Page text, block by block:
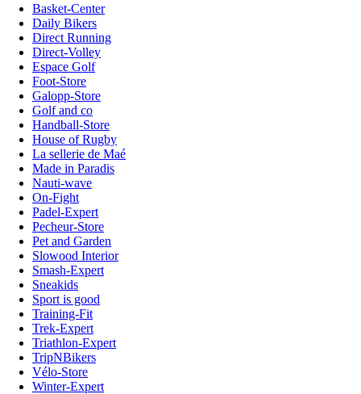
Basket-Center
Daily Bikers
Direct Running
Direct-Volley
Espace Golf
Foot-Store
Galopp-Store
Golf and co
Handball-Store
House of Rugby
La sellerie de Maé
Made in Paradis
Nauti-wave
On-Fight
Padel-Expert
Pecheur-Store
Pet and Garden
Slowood Interior
Smash-Expert
Sneakids
Sport is good
Training-Fit
Trek-Expert
Triathlon-Expert
TripNBikers
Vélo-Store
Winter-Expert